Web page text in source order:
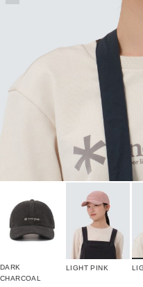
DARK
CHARCOAL
LIGHT PINK